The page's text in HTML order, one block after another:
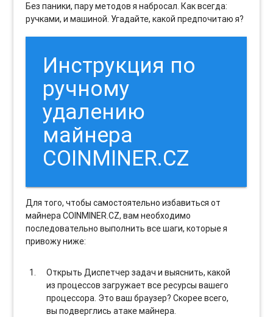
Без паники, пару методов я набросал. Как всегда:
ручками, и машиной. Угадайте, какой предпочитаю я?
Инструкция по
ручному
удалению
майнера
COINMINER.CZ
Для того, чтобы самостоятельно избавиться от
майнера COINMINER.CZ, вам необходимо
последовательно выполнить все шаги, которые я
привожу ниже:
Открыть Диспетчер задач и выяснить, какой
из процессов загружает все ресурсы вашего
процессора. Это ваш браузер? Скорее всего,
вы подверглись атаке майнера.